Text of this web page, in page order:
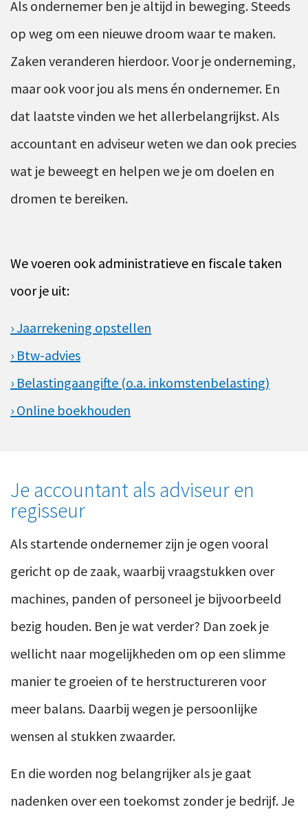
Werken bij
Service & Support
Veilig bestanden delen
Inloggen
Ons team
Werken-bij
Bedrijfsgeschiedenis
Contact
Als ondernemer ben je altijd in beweging. Steeds
op weg om een nieuwe droom waar te maken.
Zaken veranderen hierdoor. Voor je onderneming,
maar ook voor jou als mens én ondernemer. En
dat laatste vinden we het allerbelangrijkst. Als
accountant en adviseur weten we dan ook precies
wat je beweegt en helpen we je om doelen en
dromen te bereiken.
We voeren ook administratieve en fiscale taken
voor je uit:
› Jaarrekening opstellen
› Btw-advies
› Belastingaangifte (o.a. inkomstenbelasting)
› Online boekhouden
Je accountant als adviseur en
regisseur
Als startende ondernemer zijn je ogen vooral
gericht op de zaak, waarbij vraagstukken over
machines, panden of personeel je bijvoorbeeld
bezig houden. Ben je wat verder? Dan zoek je
wellicht naar mogelijkheden om op een slimme
manier te groeien of te herstructureren voor
meer balans. Daarbij wegen je persoonlijke
wensen al stukken zwaarder.
En die worden nog belangrijker als je gaat
nadenken over een toekomst zonder je bedrijf. Je